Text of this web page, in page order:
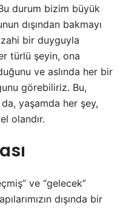
durum bizim büyük
dışından bakmayı
bir duyguyla
türlü şeyin, ona
ve aslında her bir
görebiliriz. Bu,
yaşamda her şey,
olandır.
ve “gelecek”
dışında bir